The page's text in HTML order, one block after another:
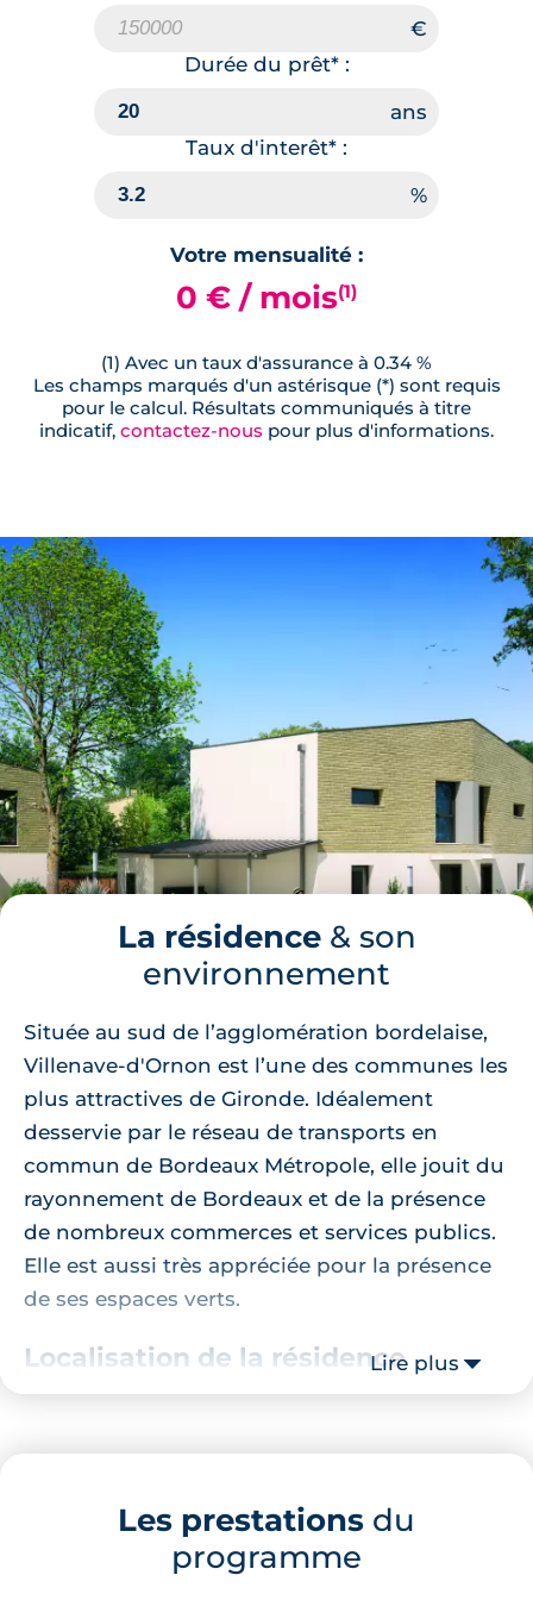
Durée du prêt* :
Taux d'interêt* :
Votre mensualité :
0 € / mois(1)
(1) Avec un taux d'assurance à 0.34 %
Les champs marqués d'un astérisque (*) sont requis
pour le calcul. Résultats communiqués à titre
indicatif, contactez-nous pour plus d'informations.
La résidence& son
environnement
Située au sud de l’agglomération bordelaise,
Villenave-d'Ornon est l’une des communes les
plus attractives de Gironde. Idéalement
desservie par le réseau de transports en
commun de Bordeaux Métropole, elle jouit du
rayonnement de Bordeaux et de la présence
de nombreux commerces et services publics.
Elle est aussi très appréciée pour la présence
de ses espaces verts.
Localisation de la résidence
que se situe cette nouvelle résidence, au cœur
proximité immédiate de cette nouvelle
adresse : stations de bus et groupe scolaire à
4 minutes à pied, supermarché à 5 minutes
Lire plus
Les prestations du
programme